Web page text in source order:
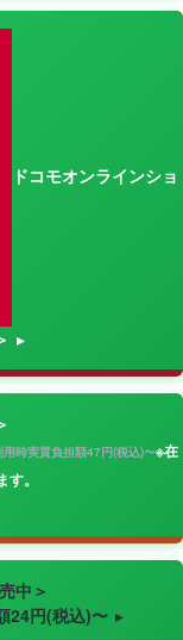
ドコモオンラインショ
時実質負担額47円(税込)〜※在
。
中＞
24円(税込)〜